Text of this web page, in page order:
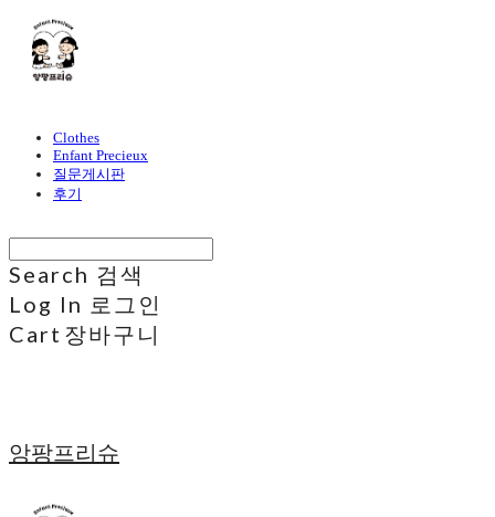
Clothes
Enfant Precieux
질문게시판
후기
Search 검색
Log In 로그인
Cart 장바구니
앙팡프리슈